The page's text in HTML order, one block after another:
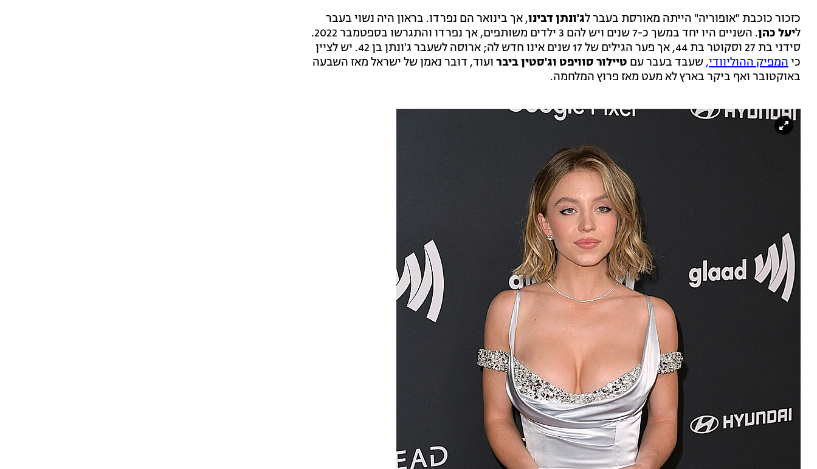
כזכור כוכבת "אופוריה" הייתה מאורסת בעבר לג'ונתן דבינו, אך בינואר הם נפרדו. בראון היה נשוי בעבר
ליעל כהן
. השניים היו יחד במשך כ-7 שנים ויש להם 3 ילדים משותפים, אך נפרדו והתגרשו בספטמבר 2022.
סידני בת 27 וסקוטר בת 44, אך פער הגילים של 17 שנים אינו חדש לה; ארוסה לשעבר ג'ונתן בן 42. יש לציין
כיהמפיק ההוליוודי,שעבד בעבר עם טיילור סוויפט וג'סטין ביבר ועוד, דובר נאמן של ישראל מאז השבעה
באוקטובר ואף ביקר בארץ לא מעט מאז פרוץ המלחמה.